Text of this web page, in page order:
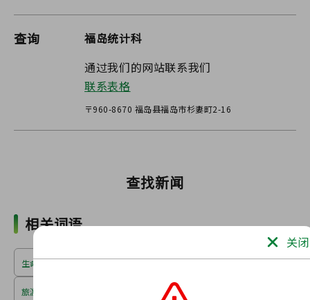
查询
福岛统计科
通过我们的网站联系我们
联系表格
〒960-8670 福岛县福岛市杉妻町2-16
查找新闻
相关词语
生命与环境
旅游、文化、教育
关闭